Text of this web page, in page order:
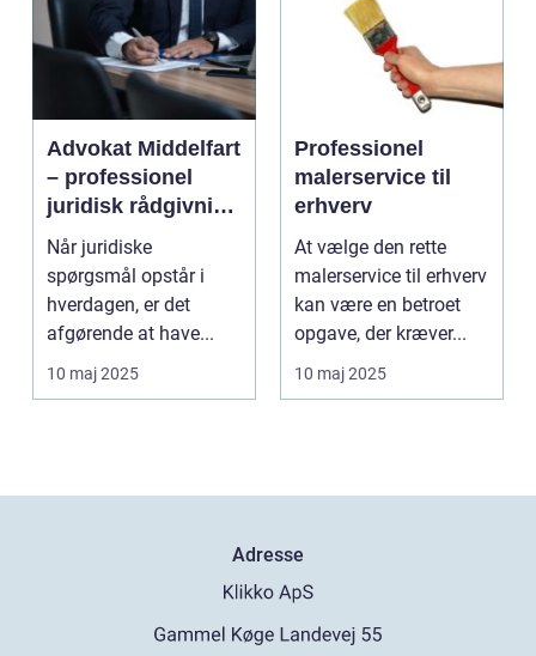
Advokat Middelfart
– professionel
juridisk rådgivning
tæt på dig
Når juridiske
spørgsmål opstår i
hverdagen, er det
afgørende at have...
10 maj 2025
Professionel
malerservice til
erhverv
At vælge den rette
malerservice til erhverv
kan være en betroet
opgave, der kræver...
10 maj 2025
Adresse